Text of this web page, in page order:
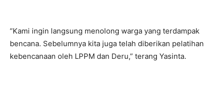
“Kami ingin langsung menolong warga yang terdampak
bencana. Sebelumnya kita juga telah diberikan pelatihan
kebencanaan oleh LPPM dan Deru,” terang Yasinta.